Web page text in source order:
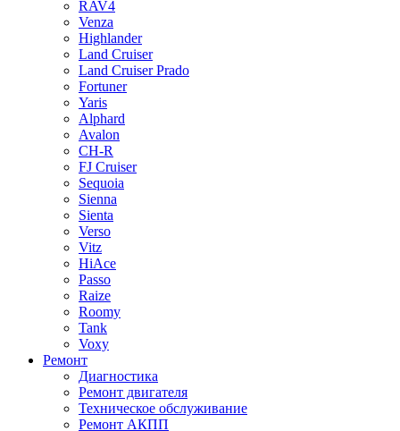
RAV4
Venza
Highlander
Land Cruiser
Land Cruiser Prado
Fortuner
Yaris
Alphard
Avalon
CH-R
FJ Cruiser
Sequoia
Sienna
Sienta
Verso
Vitz
HiAce
Passo
Raize
Roomy
Tank
Voxy
Ремонт
Диагностика
Ремонт двигателя
Техническое обслуживание
Ремонт АКПП